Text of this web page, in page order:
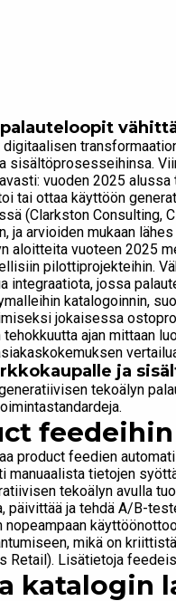
sisältöprosesseihinsa.
vuoden 2025
tai ottaa käyttöön
(Clarkston
ja arvioiden mukaan
aloitteita vuoteen 2025
pilottiprojekteihin.
integraatiota, jossa
katalogoinnin,
jokaisessa
ajan mittaan
ja
tekoälyn
feedeihin
product feedien
tietojen
tekoälyn avulla
päivittää ja tehdä A/B-
nopeampaan
mikä on
Retail). Lisätietoja
katalogin